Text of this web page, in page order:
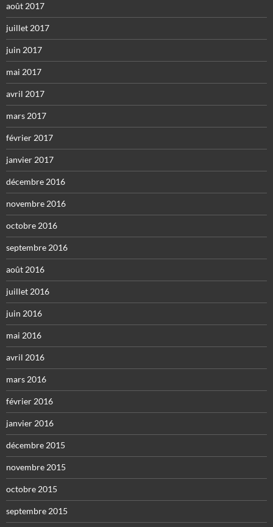
août 2017
juillet 2017
juin 2017
mai 2017
avril 2017
mars 2017
février 2017
janvier 2017
décembre 2016
novembre 2016
octobre 2016
septembre 2016
août 2016
juillet 2016
juin 2016
mai 2016
avril 2016
mars 2016
février 2016
janvier 2016
décembre 2015
novembre 2015
octobre 2015
septembre 2015